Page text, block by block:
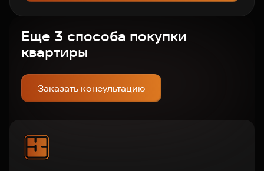
Еще 3 способа покупки
квартиры
Заказать консультацию